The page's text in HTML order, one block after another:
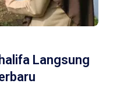
Langsung